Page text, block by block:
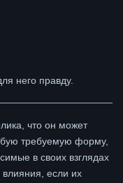
него правду.
что он может
требуемую форму,
в своих взглядах
влияния, если их